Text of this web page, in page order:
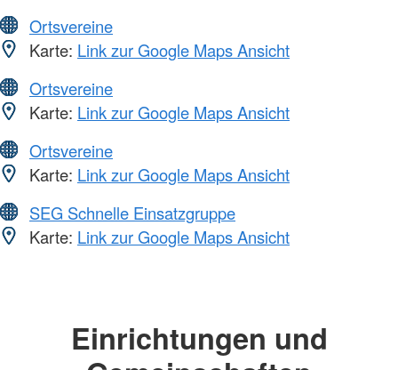
Ortsvereine
Karte: Link zur Google Maps Ansicht
Ortsvereine
Karte: Link zur Google Maps Ansicht
Ortsvereine
Karte: Link zur Google Maps Ansicht
SEG Schnelle Einsatzgruppe
Karte: Link zur Google Maps Ansicht
Einrichtungen und